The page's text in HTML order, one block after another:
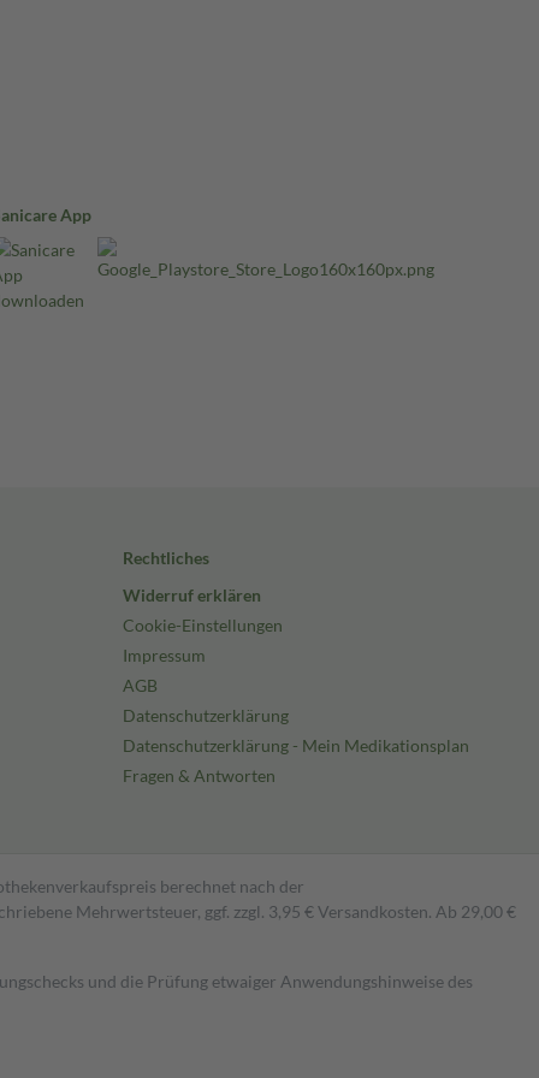
App
Rechtliches
Widerruf erklären
Cookie-Einstellungen
Impressum
AGB
Datenschutzerklärung
Datenschutzerklärung - Mein Medikationsplan
Fragen & Antworten
berechnet nach der
Mehrwertsteuer, ggf. zzgl. 3,95 € Versandkosten. Ab 29,00 €
und die Prüfung etwaiger Anwendungshinweise des